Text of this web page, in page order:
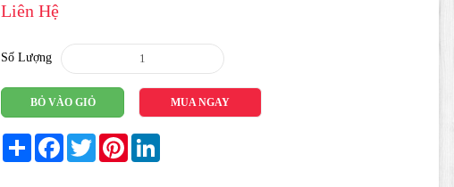
Liên Hệ
Số Lượng
BỎ VÀO GIỎ MUA NGAY
Share FacebookTwitterPinterest